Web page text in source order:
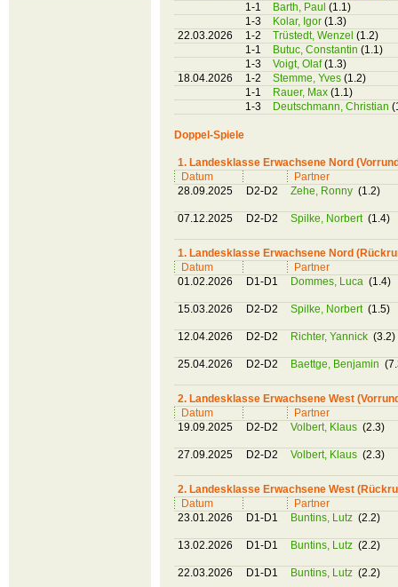
1-1
Barth, Paul (1.1)
1-3
Kolar, Igor (1.3)
22.03.2026
1-2 Trüstedt, Wenzel (1.2)
1-1
Butuc, Constantin (1.1)
1-3
Voigt, Olaf(1.3)
18.04.2026
1-2 Stemme, Yves (1.2)
1-1
Rauer, Max (1.1)
1-3
Deutschmann, Christian
Doppel-Spiele
1. Landesklasse Erwachsene Nord
Datum
Partner
28.09.2025
D2-D2 Zehe, Ronny (1.2)
07.12.2025 D2-D2 Spilke, Norbert (1.4)
1. Landesklasse Erwachsene Nord
Datum
Partner
01.02.2026
D1-D1 Dommes, Luca (1.4)
15.03.2026 D2-D2 Spilke, Norbert (1.5)
12.04.2026 D2-D2 Richter, Yannick (3.2)
25.04.2026 D2-D2 Baettge, Benjamin
2. Landesklasse Erwachsene West
Datum
Partner
19.09.2025
D2-D2 Volbert, Klaus (2.3)
27.09.2025 D2-D2 Volbert, Klaus (2.3)
2. Landesklasse Erwachsene West
Datum
Partner
23.01.2026
D1-D1 Buntins, Lutz (2.2)
13.02.2026 D1-D1 Buntins, Lutz (2.2)
22.03.2026 D1-D1 Buntins, Lutz (2.2)